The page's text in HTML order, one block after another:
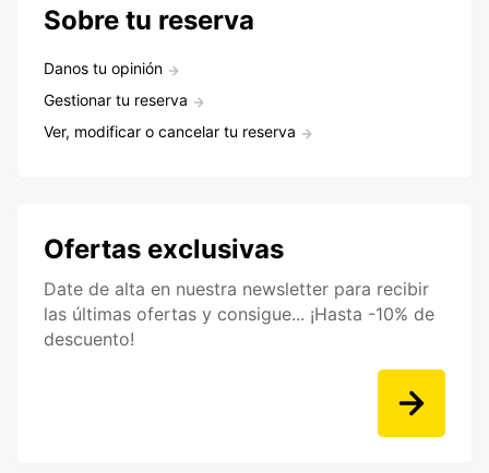
Sobre tu reserva
Danos tu opinión
Gestionar tu reserva
Ver, modificar o cancelar tu reserva
Ofertas exclusivas
Date de alta en nuestra newsletter para recibir
las últimas ofertas y consigue... ¡Hasta -10% de
descuento!